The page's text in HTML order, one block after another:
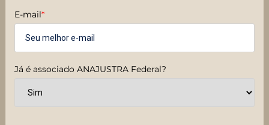
E-mail*
Já é associado ANAJUSTRA Federal?